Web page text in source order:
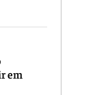
em